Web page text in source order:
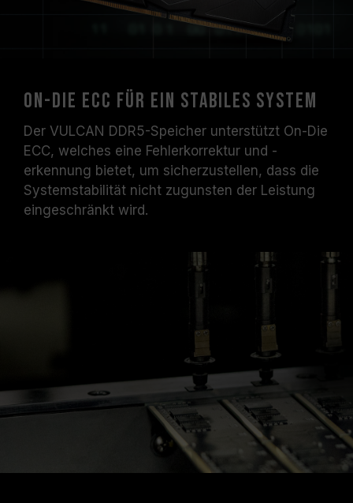
On-die ECC für ein stabiles System
Der VULCAN DDR5-Speicher unterstützt On-Die
ECC, welches eine Fehlerkorrektur und -
erkennung bietet, um sicherzustellen, dass die
Systemstabilität nicht zugunsten der Leistung
eingeschränkt wird.